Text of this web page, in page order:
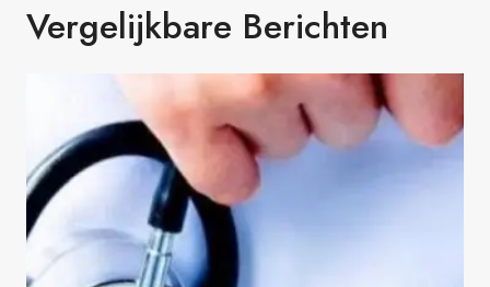
Vergelijkbare Berichten